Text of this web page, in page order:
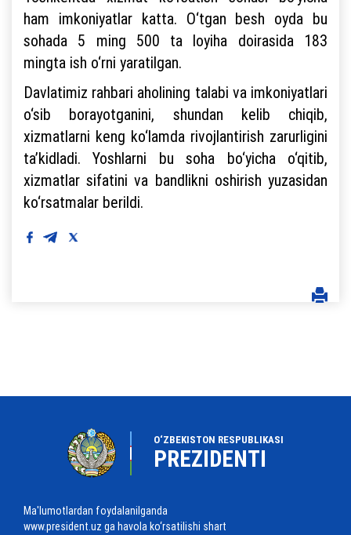
ham imkoniyatlar katta. O‘tgan besh oyda bu
sohada 5 ming 500 ta loyiha doirasida 183
mingta ish o‘rni yaratilgan.
Davlatimiz rahbari aholining talabi va imkoniyatlari
o‘sib borayotganini, shundan kelib chiqib,
xizmatlarni keng ko‘lamda rivojlantirish zarurligini
ta’kidladi. Yoshlarni bu soha bo‘yicha o‘qitib,
xizmatlar sifatini va bandlikni oshirish yuzasidan
ko‘rsatmalar berildi.
O‘ZBEKISTON RESPUBLIKASI
PREZIDENTI
Ma'lumotlardan foydalanilganda
www.president.uz ga havola ko‘rsatilishi shart